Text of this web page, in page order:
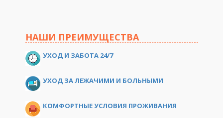
НАШИ ПРЕИМУЩЕСТВА
УХОД И ЗАБОТА 24/7
УХОД ЗА ЛЕЖАЧИМИ И БОЛЬНЫМИ
КОМФОРТНЫЕ УСЛОВИЯ ПРОЖИВАНИЯ